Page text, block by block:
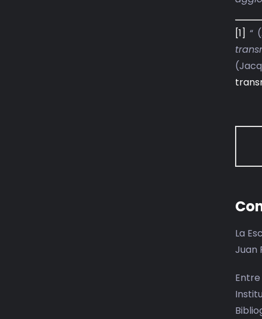
[1] “
La
Juan